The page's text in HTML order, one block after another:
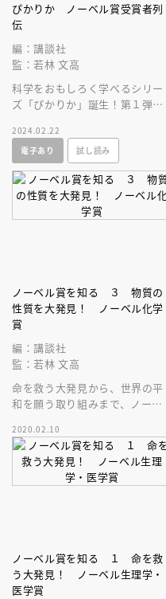
ぴかりか ノーベル賞受賞者列
伝
編：講談社
監：若林 文高
科学をおもしろく学べるシリー
ズ「ぴかりか」誕生！第１弾は
2024.02.22
電子あり
試し読み
ノーベル賞を知る ３ 物質の
性質を大発見！ ノーベル化学
賞
編：講談社
監：若林 文高
命を救う大発見から、世界の平
和を願う取り組みまで、ノーベ
2020.02.10
ノーベル賞を知る １ 命を救
う大発見！ ノーベル生理学・
医学賞